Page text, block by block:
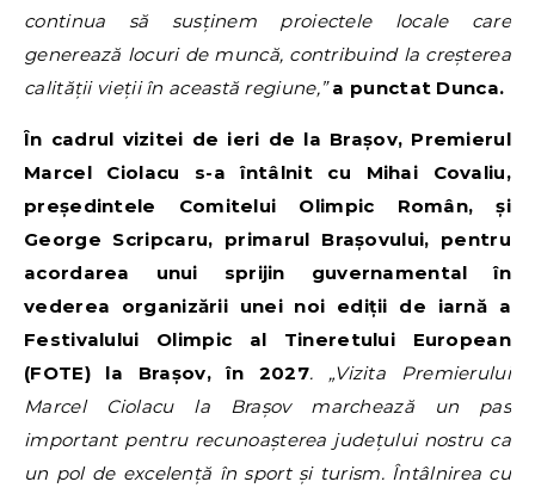
continua să susținem proiectele locale care
generează locuri de muncă, contribuind la creșterea
calității vieții în această regiune,”a punctat Dunca.
În cadrul vizitei de ieri de la Brașov, Premierul
Marcel Ciolacu s-a întâlnit cu Mihai Covaliu,
președintele Comitelui Olimpic Român, și
George Scripcaru, primarul Brașovului, pentru
acordarea unui sprijin guvernamental în
vederea organizării unei noi ediții de iarnă a
Festivalului Olimpic al Tineretului European
(FOTE) la Brașov, în 2027. „Vizita Premierului
Marcel Ciolacu la Brașov marchează un pas
important pentru recunoașterea județului nostru ca
un pol de excelență în sport și turism. Întâlnirea cu